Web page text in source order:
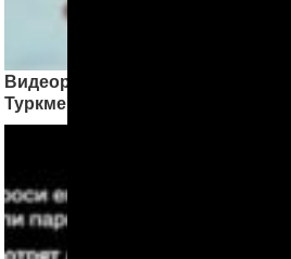
Видеоролик Минобороны
Туркменистана (18+)